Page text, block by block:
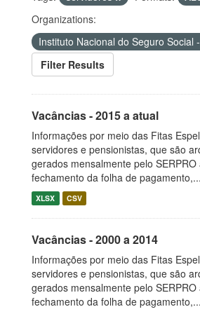
Organizations:
Instituto Nacional do Seguro Social
Filter Results
Vacâncias - 2015 a atual
Informações por meio das Fitas
servidores e pensionistas, que são
gerados mensalmente pelo SERPRO
fechamento da folha de pagamento,...
XLSX CSV
Vacâncias - 2000 a 2014
Informações por meio das Fitas
servidores e pensionistas, que são
gerados mensalmente pelo SERPRO
fechamento da folha de pagamento,...